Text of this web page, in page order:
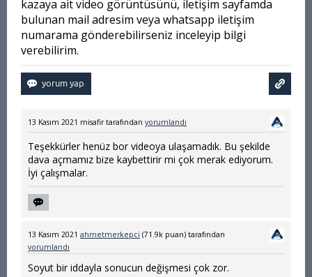
kazaya ait video görüntüsünü, iletişim sayfamda
bulunan mail adresim veya whatsapp iletişim
numarama gönderebilirseniz inceleyip bilgi
verebilirim.
13 Kasım 2021 misafir tarafından yorumlandı
Teşekkürler henüz bor videoya ulaşamadık. Bu şekilde
dava açmamız bize kaybettirir mi çok merak ediyorum.
İyi çalışmalar.
13 Kasım 2021 ahmetmerkepci (71.9k puan) tarafından
yorumlandı
Soyut bir iddayla sonucun değişmesi çok zor.